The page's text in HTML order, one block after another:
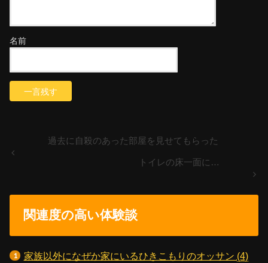
名前
過去に自殺のあった部屋を見せてもらった
トイレの床一面に…
関連度の高い体験談
家族以外になぜか家にいるひきこもりのオッサン (4)